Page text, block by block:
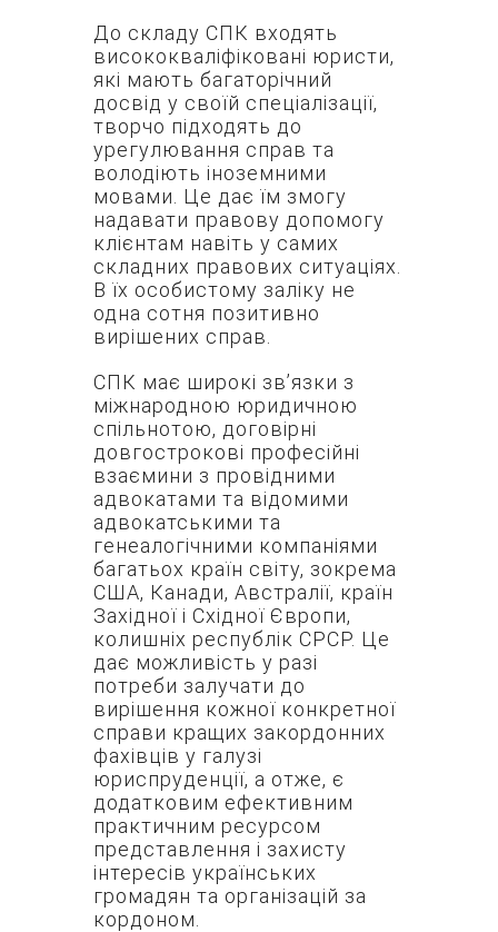
До складу СПК входять
висококваліфіковані юристи,
які мають багаторічний
досвід у своїй спеціалізації,
творчо підходять до
урегулювання справ та
володіють іноземними
мовами. Це дає їм змогу
надавати правову допомогу
клієнтам навіть у самих
складних правових ситуаціях.
В їх особистому заліку не
одна сотня позитивно
вирішених справ.
СПК має широкі зв’язки з
міжнародною юридичною
спільнотою, договірні
довгострокові професійні
взаємини з провідними
адвокатами та відомими
адвокатськими та
генеалогічними компаніями
багатьох країн світу, зокрема
США, Канади, Австралії, країн
Західної і Східної Європи,
колишніх республік СРСР. Це
дає можливість у разі
потреби залучати до
вирішення кожної конкретної
справи кращих закордонних
фахівців у галузі
юриспруденції, а отже, є
додатковим ефективним
практичним ресурсом
представлення і захисту
інтересів українських
громадян та організацій за
кордоном.